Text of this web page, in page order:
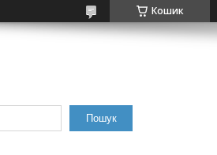
Кошик
Пошук